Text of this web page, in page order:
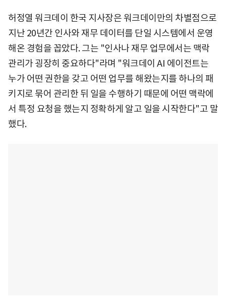
허정열 워크데이 한국 지사장은 워크데이만의 차별점으로
지난 20년간 인사와 재무 데이터를 단일 시스템에서 운영
해온 경험을 꼽았다. 그는 "인사나 재무 업무에서는 맥락
관리가 굉장히 중요하다"라며 "워크데이 AI 에이전트는
누가 어떤 권한을 갖고 어떤 업무를 해왔는지를 하나의 패
키지로 묶어 관리한 뒤 일을 수행하기 때문에 어떤 맥락에
서 특정 요청을 했는지 정확하게 알고 일을 시작한다"고 말
했다.